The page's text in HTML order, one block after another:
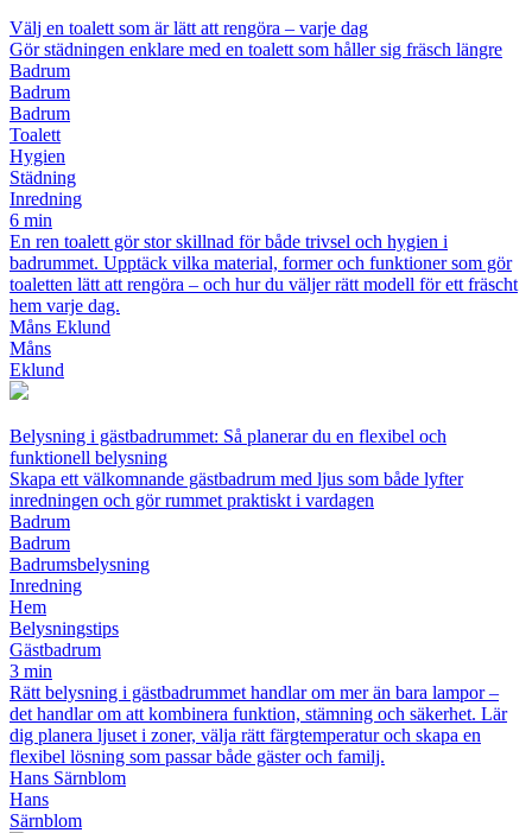
Välj en toalett som är lätt att rengöra – varje dag
Gör städningen enklare med en toalett som håller sig fräsch längre
Badrum
Badrum
Badrum
Toalett
Hygien
Städning
Inredning
6 min
En ren toalett gör stor skillnad för både trivsel och hygien i
badrummet. Upptäck vilka material, former och funktioner som gör
toaletten lätt att rengöra – och hur du väljer rätt modell för ett fräscht
hem varje dag.
Måns Eklund
Måns
Eklund
Belysning i gästbadrummet: Så planerar du en flexibel och
funktionell belysning
Skapa ett välkomnande gästbadrum med ljus som både lyfter
inredningen och gör rummet praktiskt i vardagen
Badrum
Badrum
Badrumsbelysning
Inredning
Hem
Belysningstips
Gästbadrum
3 min
Rätt belysning i gästbadrummet handlar om mer än bara lampor –
det handlar om att kombinera funktion, stämning och säkerhet. Lär
dig planera ljuset i zoner, välja rätt färgtemperatur och skapa en
flexibel lösning som passar både gäster och familj.
Hans Särnblom
Hans
Särnblom